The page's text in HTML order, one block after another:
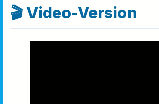
🎬 Video-Version